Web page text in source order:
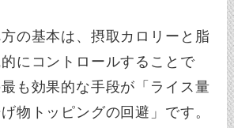
の基本は、摂取カロリーと脂
にコントロールすることで
も効果的な手段が「ライス量
物トッピングの回避」です。